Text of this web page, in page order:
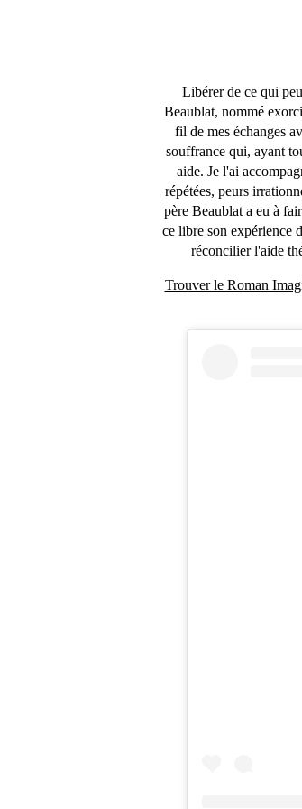
Libérer de ce qui
Beaublat, nommé
fil de mes échanges
souffrance qui, ayant
aide. Je l'ai
répétées, peurs
père Beaublat a eu à
ce libre son expérience
réconcilier l'aide
Trouver le Roman